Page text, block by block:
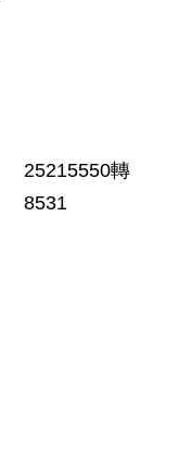
25215550轉
8531